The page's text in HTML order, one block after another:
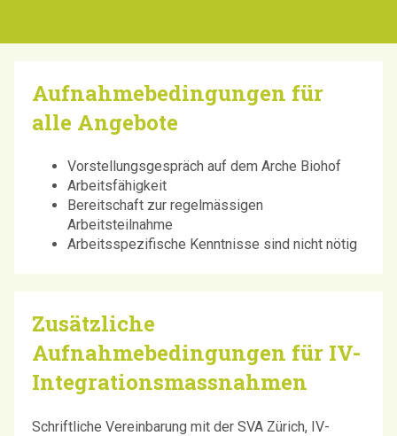
Aufnahmebedingungen für
alle Angebote
Vorstellungsgespräch auf dem Arche Biohof
Arbeitsfähigkeit
Bereitschaft zur regelmässigen
Arbeitsteilnahme
Arbeitsspezifische Kenntnisse sind nicht nötig
Zusätzliche
Aufnahmebedingungen für IV-
Integrationsmassnahmen
Schriftliche Vereinbarung mit der SVA Zürich, IV-